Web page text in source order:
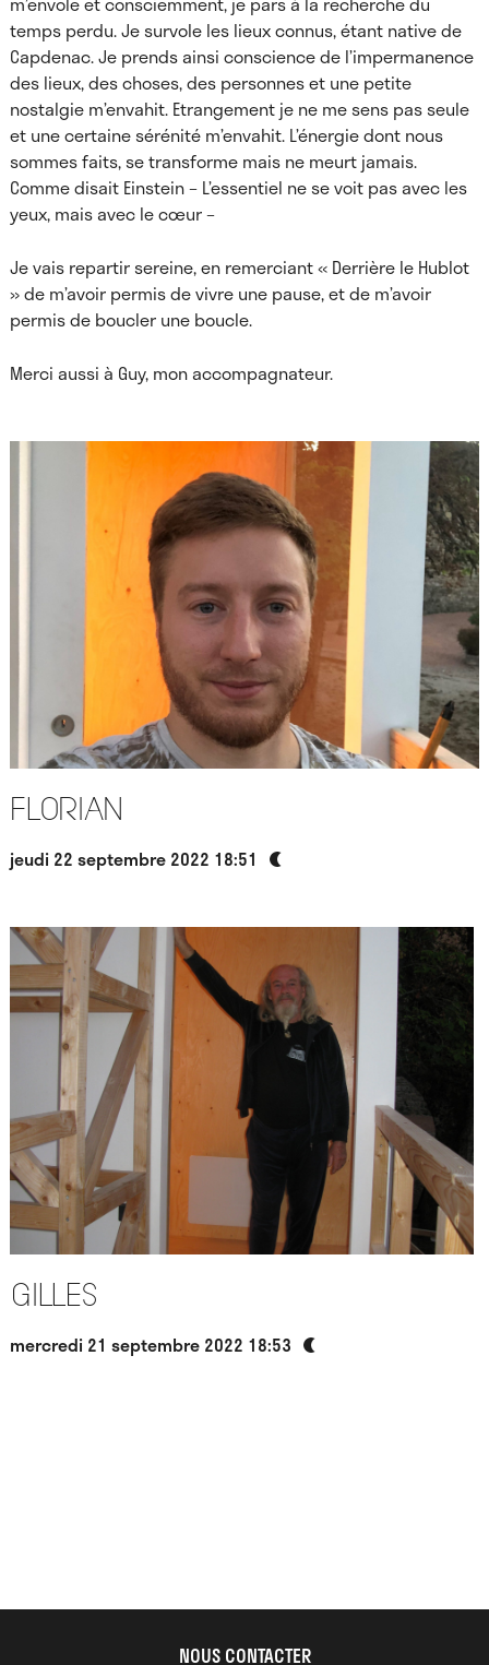
temps perdu. Je survole les lieux connus, étant native de
Capdenac. Je prends ainsi conscience de l’impermanence
des lieux, des choses, des personnes et une petite
nostalgie m’envahit. Etrangement je ne me sens pas seule
et une certaine sérénité m’envahit. L’énergie dont nous
sommes faits, se transforme mais ne meurt jamais.
Comme disait Einstein – L’essentiel ne se voit pas avec les
yeux, mais avec le cœur –
Je vais repartir sereine, en remerciant « Derrière le Hublot
» de m’avoir permis de vivre une pause, et de m’avoir
permis de boucler une boucle.
Merci aussi à Guy, mon accompagnateur.
Florian
jeudi 22 septembre 2022 18:51
Gilles
mercredi 21 septembre 2022 18:53
NOUS CONTACTER